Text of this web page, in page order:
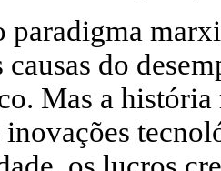
paradigma
do
Mas a
inovações